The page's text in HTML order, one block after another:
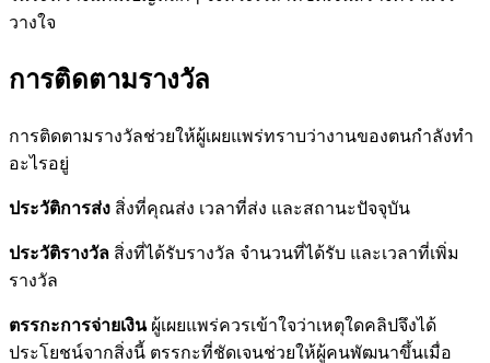
วางใจ
การติดตามรางวัล
การติดตามรางวัลช่วยให้ผู้เผยแพร่ทราบว่างานของตนกำลังทำ
อะไรอยู่
ประวัติการส่ง สิ่งที่คุณส่ง เวลาที่ส่ง และสถานะปัจจุบัน
ประวัติรางวัล สิ่งที่ได้รับรางวัล จำนวนที่ได้รับ และเวลาที่เพิ่ม
รางวัล
ตรรกะการจ่ายเงินผู้เผยแพร่ควรเข้าใจว่าเหตุใดคลิปจึงได้
ประโยชน์จากสิ่งนี้ ตรรกะที่ชัดเจนช่วยให้ผู้คนพัฒนาขึ้นเมื่อ